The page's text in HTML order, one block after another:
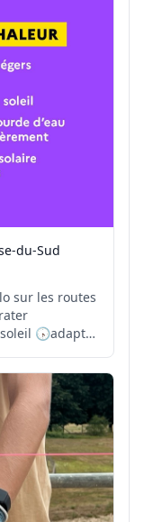
du-Sud
sur les routes
🕟adapter